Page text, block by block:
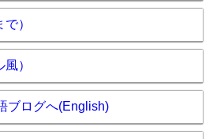
）
）
ブログへ(English)